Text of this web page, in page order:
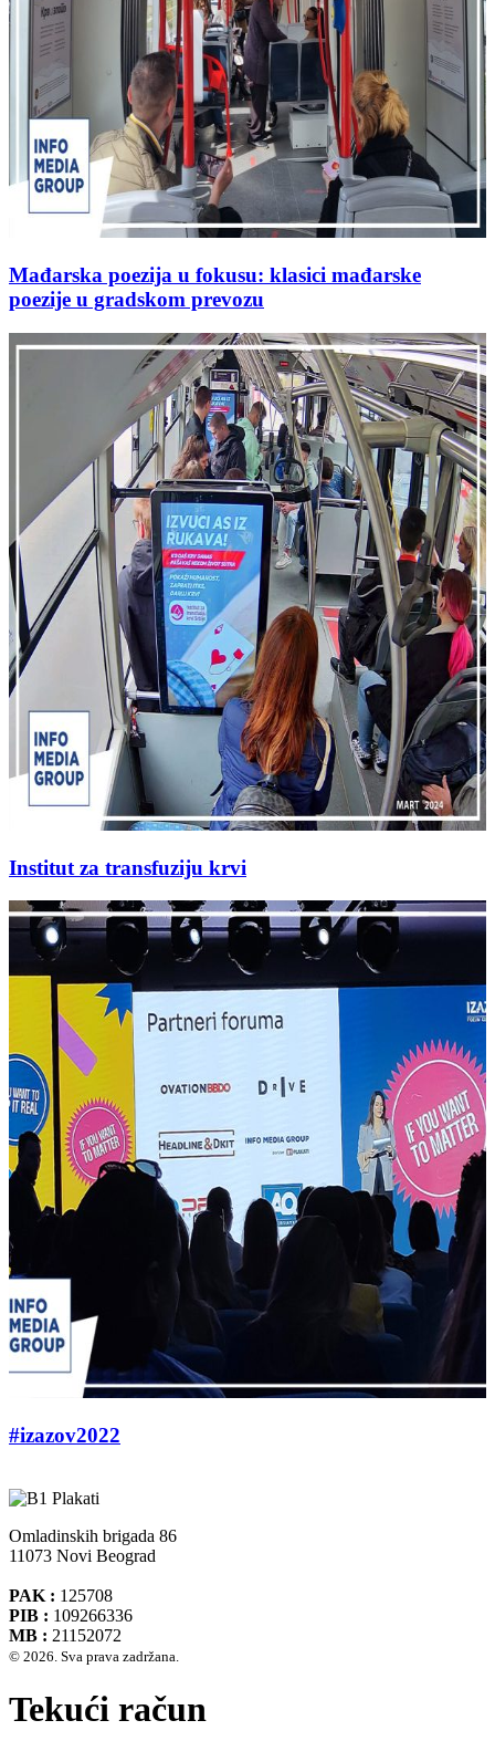
Mađarska poezija u fokusu: klasici mađarske
poezije u gradskom prevozu
Institut za transfuziju krvi
#izazov2022
Omladinskih brigada 86
11073 Novi Beograd
PAK : 125708
PIB : 109266336
MB : 21152072
© 2026. Sva prava zadržana.
Tekući račun